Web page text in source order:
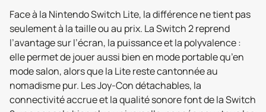
Face à la Nintendo Switch Lite, la différence ne tient pas
seulement à la taille ou au prix. La Switch 2 reprend
l’avantage sur l’écran, la puissance et la polyvalence :
elle permet de jouer aussi bien en mode portable qu’en
mode salon, alors que la Lite reste cantonnée au
nomadisme pur. Les Joy-Con détachables, la
connectivité accrue et la qualité sonore font de la Switch